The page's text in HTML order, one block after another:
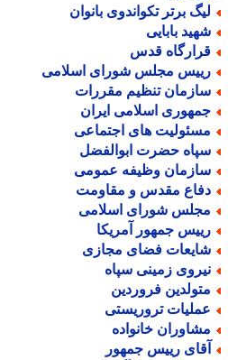
برتر تکواندوی بانوان
بابایی
قدس
مجلس شورای اسلامی
تنظیم مقررات
اسلامی ایران
های اجتماعی
حضرت ابوالفضل
وظیفه عمومی
مقدس و مقاومت
شورای اسلامی
جمهور آمریکا
فضای مجازی
زمینی سپاه
فروردین
تروریستی
خانواده
رییس جمهور